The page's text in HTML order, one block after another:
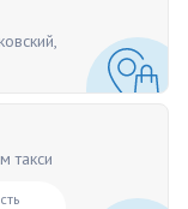
такси